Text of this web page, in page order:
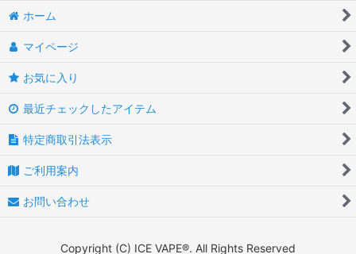
ペン型
POD
ホーム
マイページ
お気に入り
最近チェックしたアイテム
特定商取引法表示
ご利用案内
お問い合わせ
Copyright (C) ICE VAPE®. All Rights Reserved